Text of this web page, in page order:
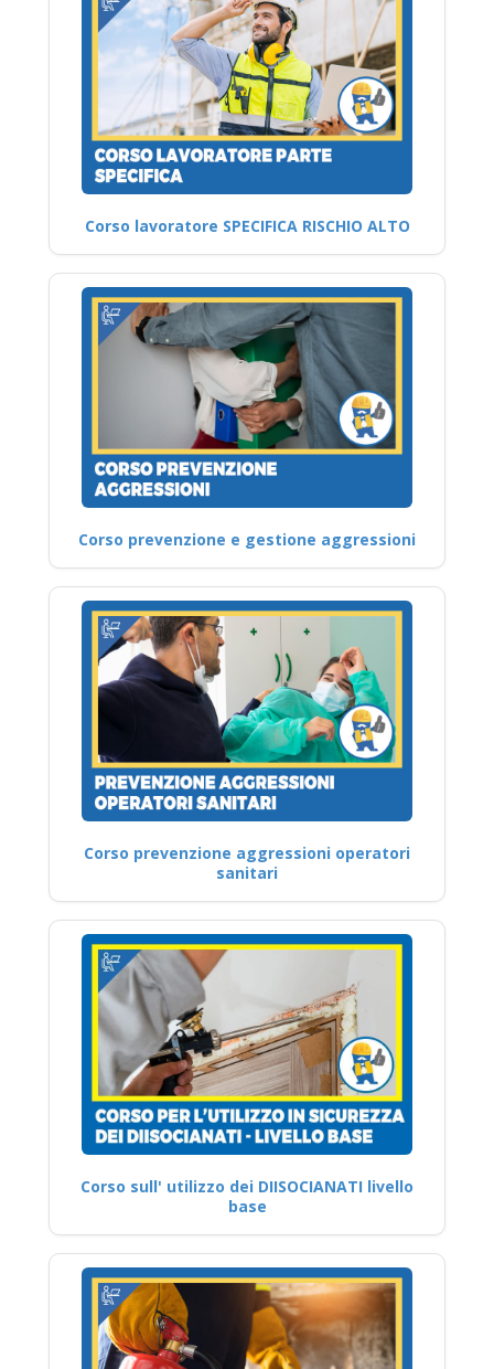
Corso lavoratore SPECIFICA RISCHIO ALTO
Corso prevenzione e gestione aggressioni
Corso prevenzione aggressioni operatori
sanitari
Corso sull' utilizzo dei DIISOCIANATI livello
base